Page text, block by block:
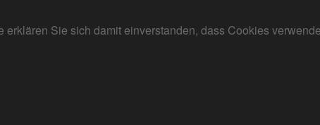
Sie sich damit einverstanden, dass Cookies